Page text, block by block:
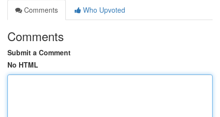
Comments
Who Upvoted
Comments
Submit a Comment
No HTML